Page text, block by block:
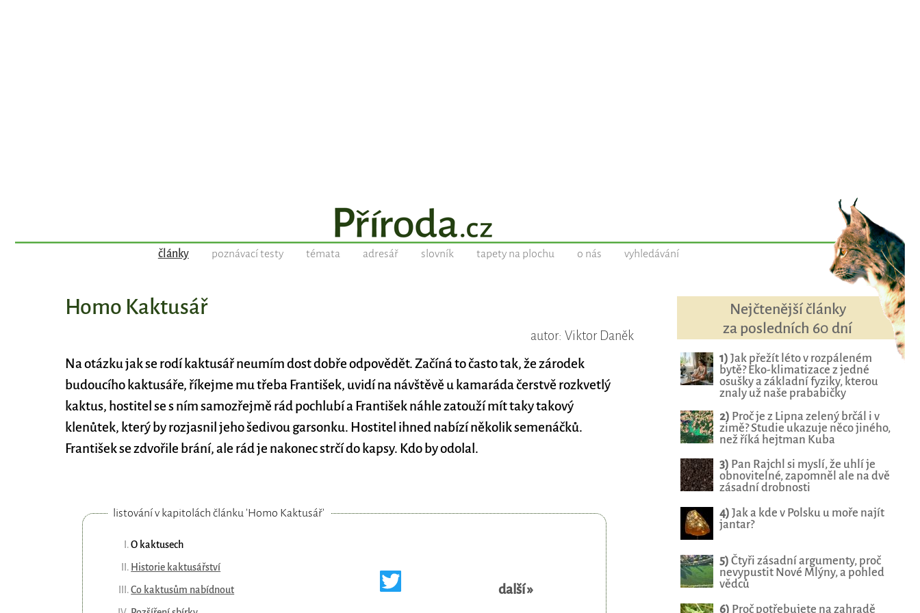
články poznávací testy témata adresář slovník tapety na plochu o nás vyhledávání
Homo Kaktusář
autor: Viktor Daněk
Na otázku jak se rodí kaktusář neumím dost dobře odpovědět. Začíná to často tak, že zárodek
budoucího kaktusáře, říkejme mu třeba František, uvidí na návštěvě u kamaráda čerstvě rozkvetlý
kaktus, hostitel se s ním samozřejmě rád pochlubí a František náhle zatouží mít taky takový
klenůtek, který by rozjasnil jeho šedivou garsonku. Hostitel ihned nabízí několik semenáčků.
František se zdvořile brání, ale rád je nakonec strčí do kapsy. Kdo by odolal.
listování v kapitolách článku 'Homo Kaktusář'
O kaktusech
Historie kaktusářství
Co kaktusům nabídnout další »
Nejčtenější články
za posledních 60 dní
1) Jak přežít léto v rozpáleném
bytě? Eko-klimatizace z jedné
osušky a základní fyziky, kterou
znaly už naše prababičky
2) Proč je z Lipna zelený brčál i v
zimě? Studie ukazuje něco jiného,
než říká hejtman Kuba
3) Pan Rajchl si myslí, že uhlí je
obnovitelné, zapomněl ale na dvě
zásadní drobnosti
4) Jak a kde v Polsku u moře najít
jantar?
5) Čtyři zásadní argumenty, proč
nevypustit Nové Mlýny, a pohled
vědců
6) Proč potřebujete na zahradě